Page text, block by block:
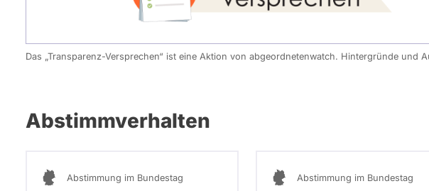
Das „Transparenz-Versprechen“ ist eine Aktion von abgeordnetenwatch. Hintergründe und
Abstimmverhalten
Abstimmung im Bundestag Abstimmung im Bundestag